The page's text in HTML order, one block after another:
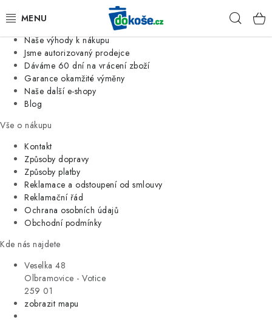
Jsme tradiční česká firma
Naše výhody k nákupu
Jsme autorizovaný prodejce
Dáváme 60 dní na vrácení zboží
Garance okamžité výměny
Naše další e-shopy
Blog
Vše o nákupu
Kontakt
Způsoby dopravy
Způsoby platby
Reklamace a odstoupení od smlouvy
Reklamační řád
Ochrana osobních údajů
Obchodní podmínky
Kde nás najdete
Veselka 48
Olbramovice - Votice
259 01
zobrazit mapu
KOŠE
SÁČKY
KUCHYNĚ
ORGANIZACE
DOMÁCNOST
ÚKLID
VÝPRODEJ
ZNAČKY